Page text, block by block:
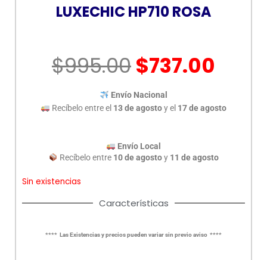
LUXECHIC HP710 ROSA
$995.00El
precio
original
era:
$995.00.
$737.00
es:
Envío Nacional
Recíbelo entre el 13 de agostoy el 17 de agosto
Envío Local
Recíbelo entre 10 de agostoy 11 de agosto
Sin existencias
Características
**** Las Existencias y precios pueden variar sin previo aviso ****